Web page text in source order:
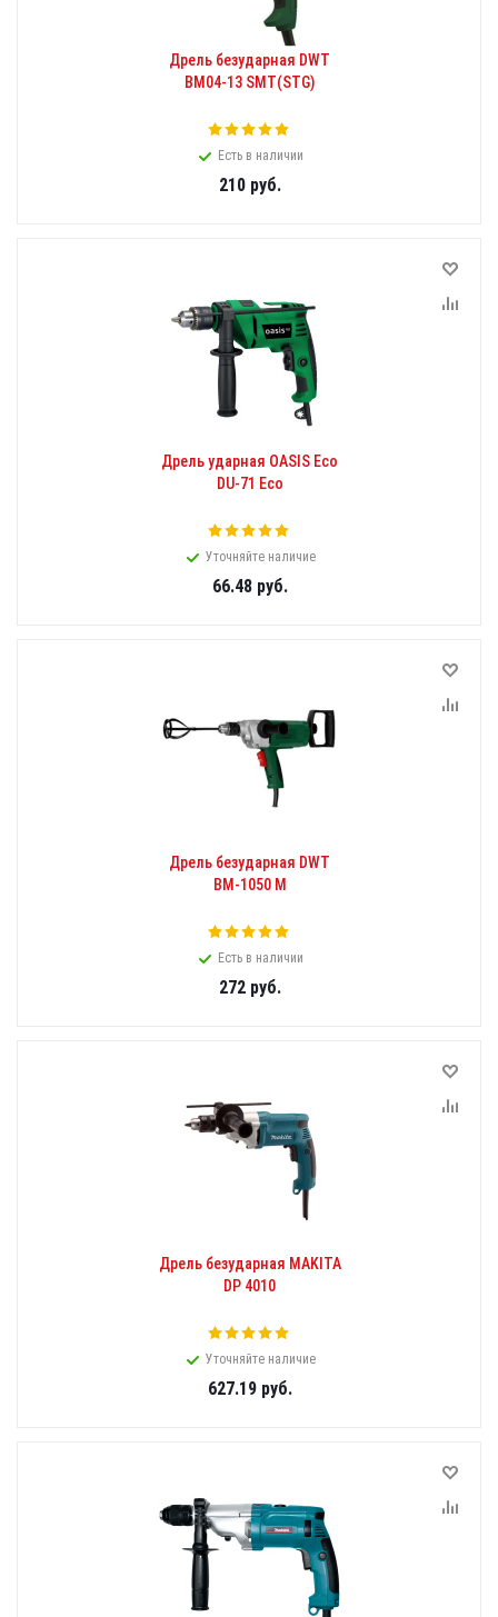
Дрель безударная DWT
BM04-13 SMT(STG)
Есть в наличии
210руб.
Дрель ударная OASIS Eco
DU-71 Eco
Уточняйте наличие
66.48руб.
Дрель безударная DWT
BM-1050 M
Есть в наличии
272руб.
Дрель безударная MAKITA
DP 4010
Уточняйте наличие
627.19руб.